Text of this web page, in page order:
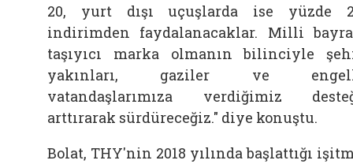
20, yurt dışı uçuşlarda ise yüzde
indirimden faydalanacaklar. Milli
taşıyıcı marka olmanın bilinciyle
yakınları, gaziler ve
vatandaşlarımıza verdiğimiz
arttırarak sürdüreceğiz." diye konuştu.
Bolat, THY'nin 2018 yılında başlattığı